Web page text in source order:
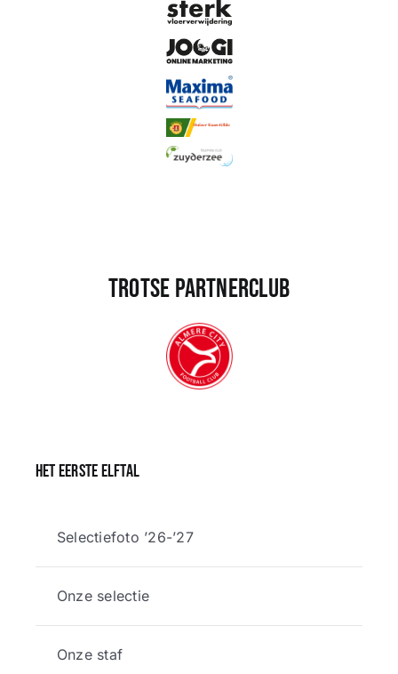
Trotse partnerclub
Het eerste elftal
Selectiefoto ’26-’27
Onze selectie
Onze staf